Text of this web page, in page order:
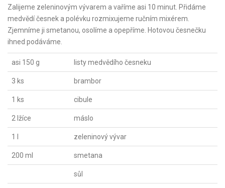
Zalijeme zeleninovým vývarem a vaříme asi 10 minut. Přidáme
medvědí česnek a polévku rozmixujeme ručním mixérem.
Zjemníme ji smetanou, osolíme a opepříme. Hotovou česnečku
ihned podáváme.
asi 150 g listy medvědího česneku
3 ks brambor
1 ks cibule
2 lžíce máslo
1 l zeleninový vývar
200 ml smetana
sůl